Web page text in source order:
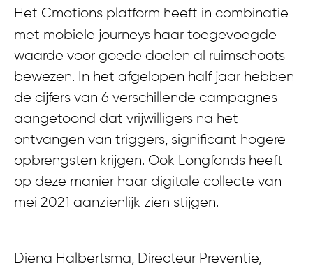
Het Cmotions platform heeft in combinatie
met mobiele journeys haar toegevoegde
waarde voor goede doelen al ruimschoots
bewezen. In het afgelopen half jaar hebben
de cijfers van 6 verschillende campagnes
aangetoond dat vrijwilligers na het
ontvangen van triggers, significant hogere
opbrengsten krijgen. Ook Longfonds heeft
op deze manier haar digitale collecte van
mei 2021 aanzienlijk zien stijgen.
Diena Halbertsma, Directeur Preventie,